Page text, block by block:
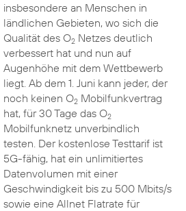
insbesondere an Menschen in
ländlichen Gebieten, wo sich die
Qualität des O2Netzes deutlich
verbessert hat und nun auf
Augenhöhe mit dem Wettbewerb
liegt. Ab dem 1. Juni kann jeder, der
noch keinen O2Mobilfunkvertrag
hat, für 30 Tage das O2
Mobilfunknetz unverbindlich
testen. Der kostenlose Testtarif ist
5G-fähig, hat ein unlimitiertes
Datenvolumen mit einer
Geschwindigkeit bis zu 500 Mbits/s
sowie eine Allnet Flatrate für